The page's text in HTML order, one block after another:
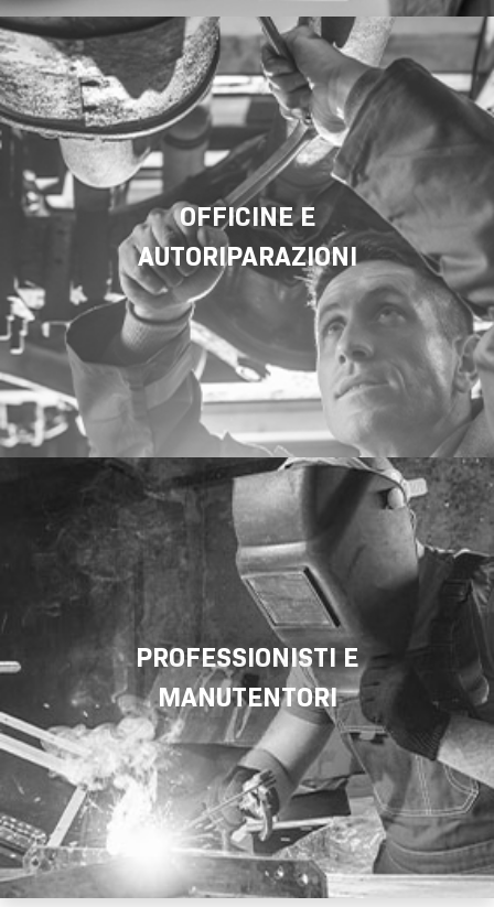
OFFICINE E
AUTORIPARAZIONI
PROFESSIONISTI E
MANUTENTORI